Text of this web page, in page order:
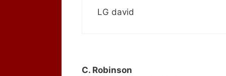
LG david
C. Robinson